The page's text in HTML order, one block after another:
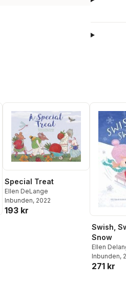
Special Treat
Ellen DeLange
Inbunden, 2022
193 kr
Swish,
Snow
Ellen
Inbunden,
271 kr